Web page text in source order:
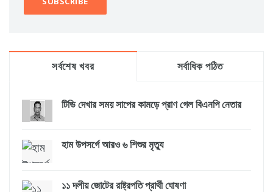
সর্বশেষ খবর সর্বাধিক পঠিত
টিভি দেখার সময় সাপের কামড়ে প্রাণ গেল বিএনপি নেতার
হাম উপসর্গে আরও ৬ শিশুর মৃত্যু
১১ দলীয় জোটের রাষ্ট্রপতি প্রার্থী ঘোষণা